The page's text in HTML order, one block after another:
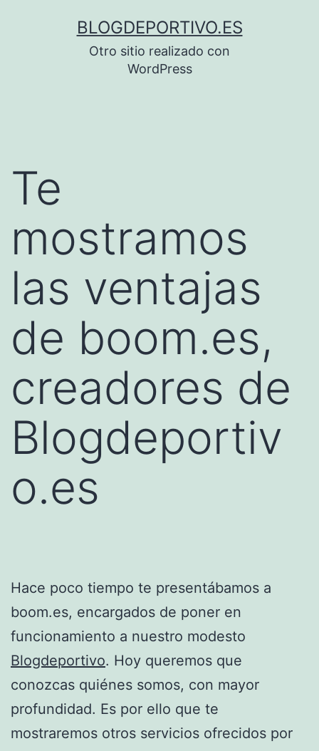
BLOGDEPORTIVO.ES
Otro sitio realizado con
WordPress
Te
mostramos
las ventajas
de boom.es,
creadores de
Blogdeportiv
o.es
Hace poco tiempo te presentábamos a
boom.es, encargados de poner en
funcionamiento a nuestro modesto
Blogdeportivo. Hoy queremos que
conozcas quiénes somos, con mayor
profundidad. Es por ello que te
mostraremos otros servicios ofrecidos por